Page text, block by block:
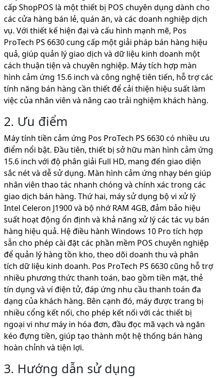
cấp ShopPOS là một thiết bị POS chuyên dụng dành cho
các cửa hàng bán lẻ, quán ăn, và các doanh nghiệp dịch
vụ. Với thiết kế hiện đại và cấu hình mạnh mẽ, Pos
ProTech PS 6630 cung cấp một giải pháp bán hàng hiệu
quả, giúp quản lý giao dịch và dữ liệu kinh doanh một
cách thuận tiện và chuyên nghiệp. Máy tích hợp màn
hình cảm ứng 15.6 inch và công nghệ tiên tiến, hỗ trợ các
tính năng bán hàng cần thiết để cải thiện hiệu suất làm
việc của nhân viên và nâng cao trải nghiệm khách hàng.
2. Ưu điểm
Máy tính tiền cảm ứng Pos ProTech PS 6630 có nhiều ưu
điểm nổi bật. Đầu tiên, thiết bị sở hữu màn hình cảm ứng
15.6 inch với độ phân giải Full HD, mang đến giao diện
sắc nét và dễ sử dụng. Màn hình cảm ứng nhạy bén giúp
nhân viên thao tác nhanh chóng và chính xác trong các
giao dịch bán hàng. Thứ hai, máy sử dụng bộ vi xử lý
Intel Celeron J1900 và bộ nhớ RAM 4GB, đảm bảo hiệu
suất hoạt động ổn định và khả năng xử lý các tác vụ bán
hàng hiệu quả. Hệ điều hành Windows 10 Pro tích hợp
sẵn cho phép cài đặt các phần mềm POS chuyên nghiệp
để quản lý hàng tồn kho, theo dõi doanh thu và phân
tích dữ liệu kinh doanh. Pos ProTech PS 6630 cũng hỗ trợ
nhiều phương thức thanh toán, bao gồm tiền mặt, thẻ
tín dụng và ví điện tử, đáp ứng nhu cầu thanh toán đa
dạng của khách hàng. Bên cạnh đó, máy được trang bị
nhiều cổng kết nối, cho phép kết nối với các thiết bị
ngoại vi như máy in hóa đơn, đầu đọc mã vạch và ngăn
kéo đựng tiền, giúp tạo thành một hệ thống bán hàng
hoàn chỉnh và tiện lợi.
3. Hướng dẫn sử dụng